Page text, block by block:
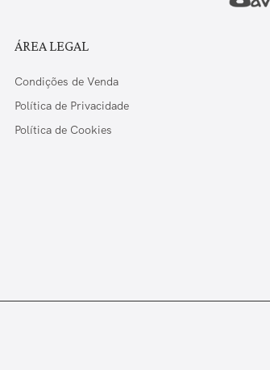
ÁREA LEGAL
Condições de Venda
Política de Privacidade
Política de Cookies